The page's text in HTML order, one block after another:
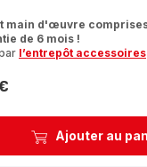
Ajouter au
main d'œuvre
de 6 mois !
l’entrepôt accessoires